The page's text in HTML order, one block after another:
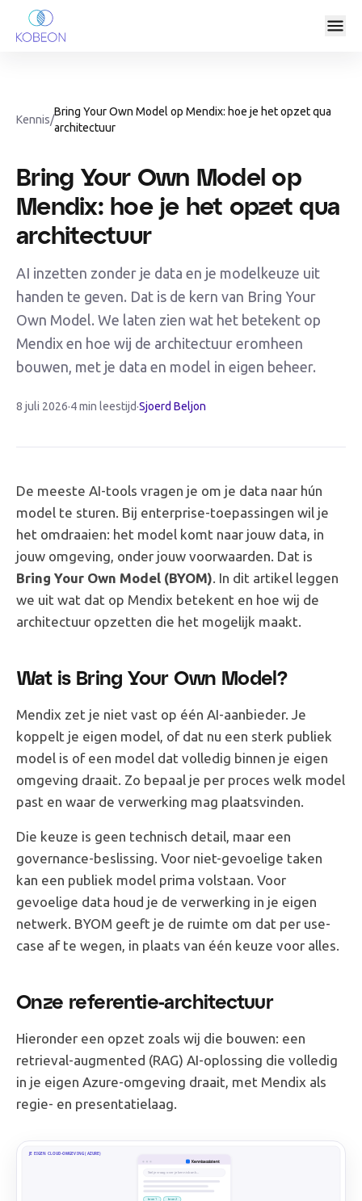
Kennis/
Bring Your Own Model op Mendix: hoe je het opzet qua
architectuur
Bring Your Own Model op
Mendix: hoe je het opzet qua
architectuur
AI inzetten zonder je data en je modelkeuze uit
handen te geven. Dat is de kern van Bring Your
Own Model. We laten zien wat het betekent op
Mendix en hoe wij de architectuur eromheen
bouwen, met je data en model in eigen beheer.
8 juli 2026·4 min leestijd·Sjoerd Beljon
De meeste AI-tools vragen je om je data naar hún
model te sturen. Bij enterprise-toepassingen wil je
het omdraaien: het model komt naar jouw data, in
jouw omgeving, onder jouw voorwaarden. Dat is
Bring Your Own Model (BYOM). In dit artikel leggen
we uit wat dat op Mendix betekent en hoe wij de
architectuur opzetten die het mogelijk maakt.
Wat is Bring Your Own Model?
Mendix zet je niet vast op één AI-aanbieder. Je
koppelt je eigen model, of dat nu een sterk publiek
model is of een model dat volledig binnen je eigen
omgeving draait. Zo bepaal je per proces welk model
past en waar de verwerking mag plaatsvinden.
Die keuze is geen technisch detail, maar een
governance-beslissing. Voor niet-gevoelige taken
kan een publiek model prima volstaan. Voor
gevoelige data houd je de verwerking in je eigen
netwerk. BYOM geeft je de ruimte om dat per use-
case af te wegen, in plaats van één keuze voor alles.
Onze referentie-architectuur
Hieronder een opzet zoals wij die bouwen: een
retrieval-augmented (RAG) AI-oplossing die volledig
in je eigen Azure-omgeving draait, met Mendix als
regie- en presentatielaag.